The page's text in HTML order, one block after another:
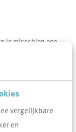
vergelijkbare
en
je misschien een
naar jouw
tot het niet meer
voorwaarden aan
bedrag aan